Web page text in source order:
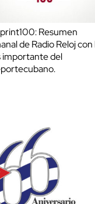
Resumen
de Radio Reloj con
importante del